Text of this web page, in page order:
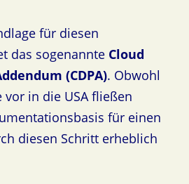
für diesen
das sogenannte Cloud
(CDPA). Obwohl
in die USA fließen
für einen
diesen Schritt erheblich